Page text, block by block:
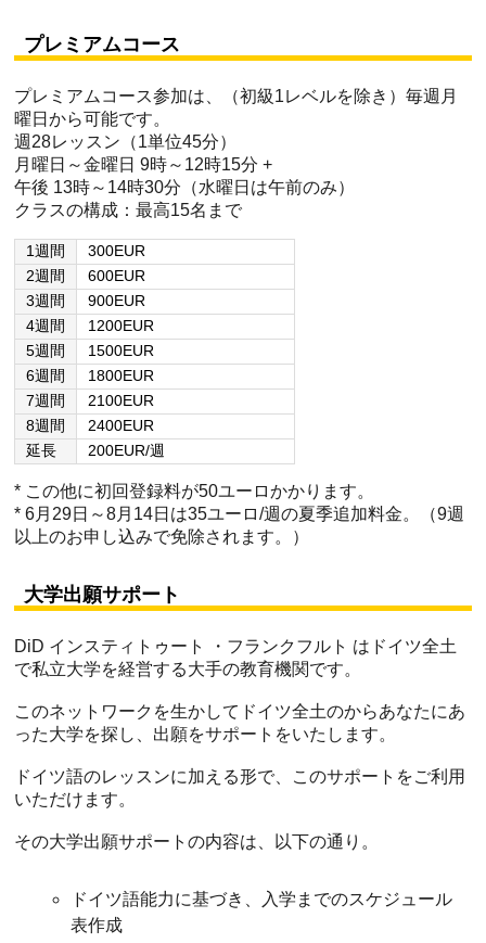
プレミアムコース
プレミアムコース参加は、（初級1レベルを除き）毎週月
曜日から可能です。
週28レッスン（1単位45分）
月曜日～金曜日 9時～12時15分 +
午後 13時～14時30分（水曜日は午前のみ）
クラスの構成：最高15名まで
1週間
300EUR
2週間
600EUR
3週間
900EUR
4週間
1200EUR
5週間
1500EUR
6週間
1800EUR
7週間
2100EUR
8週間
2400EUR
延長
200EUR/週
* この他に初回登録料が50ユーロかかります。
* 6月29日～8月14日は35ユーロ/週の夏季追加料金。（9週
以上のお申し込みで免除されます。）
大学出願サポート
DiD インスティトゥート ・フランクフルト はドイツ全土
で私立大学を経営する大手の教育機関です。
このネットワークを生かしてドイツ全土のからあなたにあ
った大学を探し、出願をサポートをいたします。
ドイツ語のレッスンに加える形で、このサポートをご利用
いただけます。
その大学出願サポートの内容は、以下の通り。
ドイツ語能力に基づき、入学までのスケジュール
表作成